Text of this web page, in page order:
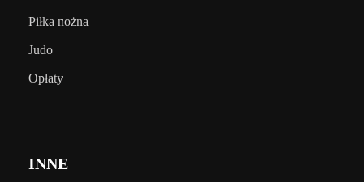
Piłka nożna
Judo
Opłaty
INNE